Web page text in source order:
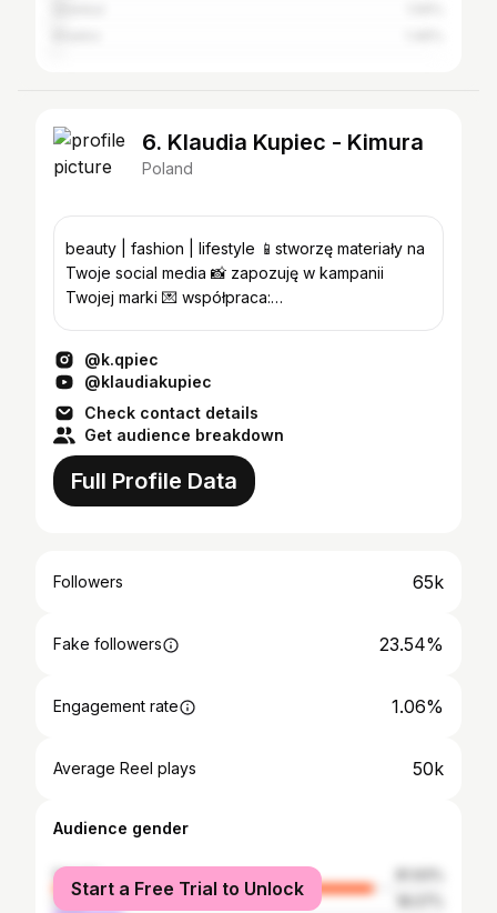
6. Klaudia Kupiec - Kimura
Poland
beauty | fashion | lifestyle 📱stworzę materiały na
Twoje social media 📸 zapozuję w kampanii
Twojej marki 💌 współpraca:
@k.qpiec
@klaudiakupiec
Check contact details
Get audience breakdown
Full Profile Data
Followers 65k
Fake followers 23.54%
Engagement rate 1.06%
Average Reel plays 50k
Audience gender
female
male
Start a Free Trial to Unlock